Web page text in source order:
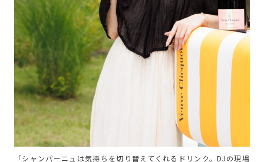
「シャンパーニュは気持ちを切り替えてくれるドリンク。DJの現場